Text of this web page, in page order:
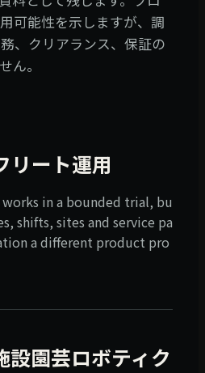
可能性を示しますが、調
、クリアランス、保証の
ん。
リート運用
in a bounded trial, bu
shifts, sites and service pa
a different product pro
設園芸ロボティク